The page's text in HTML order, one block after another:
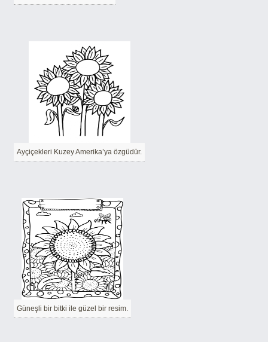
Ayçiçekleri Kuzey Amerika’ya özgüdür.
Güneşli bir bitki ile güzel bir resim.